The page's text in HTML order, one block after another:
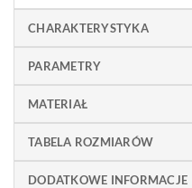
CHARAKTERYSTYKA
PARAMETRY
MATERIAŁ
TABELA ROZMIARÓW
DODATKOWE INFORMACJE